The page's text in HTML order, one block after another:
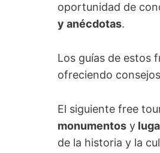
oportunidad de
y anécdotas.
Los guías de estos
ofreciendo
El siguiente free
monumentos y
de la historia y la